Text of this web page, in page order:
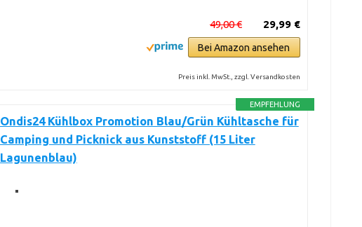
29,99 €
49,00 €
Bei Amazon ansehen
Preis inkl. MwSt., zzgl. Versandkosten
EMPFEHLUNG
Ondis24 Kühlbox Promotion Blau/Grün Kühltasche für
Camping und Picknick aus Kunststoff (15 Liter
Lagunenblau)